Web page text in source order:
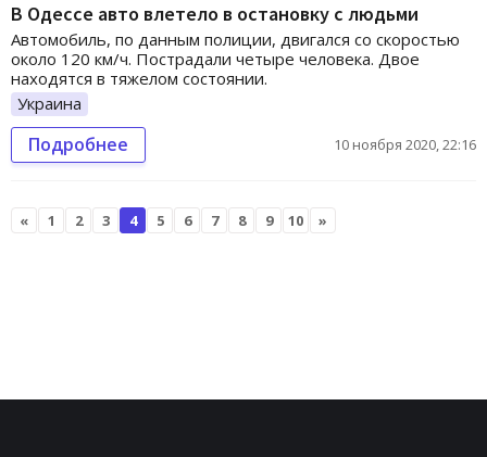
В Одессе авто влетело в остановку с людьми
Автомобиль, по данным полиции, двигался со скоростью
около 120 км/ч. Пострадали четыре человека. Двое
находятся в тяжелом состоянии.
Украина
Подробнее 10 ноября 2020, 22:16
« 1 2 3 4 5 6 7 8 9 10 »